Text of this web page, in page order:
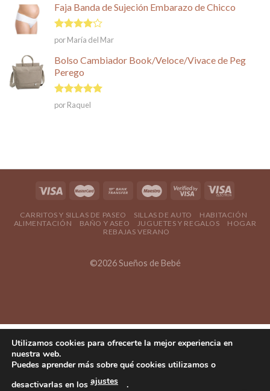
Faja Banda de Sujeción Embarazo de Chicco
Valorado
en
5
por María del Mar
Bolso Cambiador Book/Veloce/Vivace de Peg
Perego
Valorado en
5
de 5
por Raquel
CARRITOS Y SILLAS DE PASEO SILLAS DE AUTO
HABITACIÓN
ALIMENTACIÓN
BAÑO Y ASEO JUGUETES Y REGALOS
HOGAR
REBAJAS VERANO
©2026 Sueños de Bebé
Utilizamos cookies para ofrecerte la mejor experiencia en
nuestra web.
Puedes aprender más sobre qué cookies utilizamos o
desactivarlas en los ajustes .